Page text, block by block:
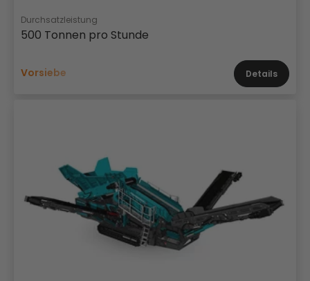
Durchsatzleistung
500 Tonnen pro Stunde
Vorsiebe Details